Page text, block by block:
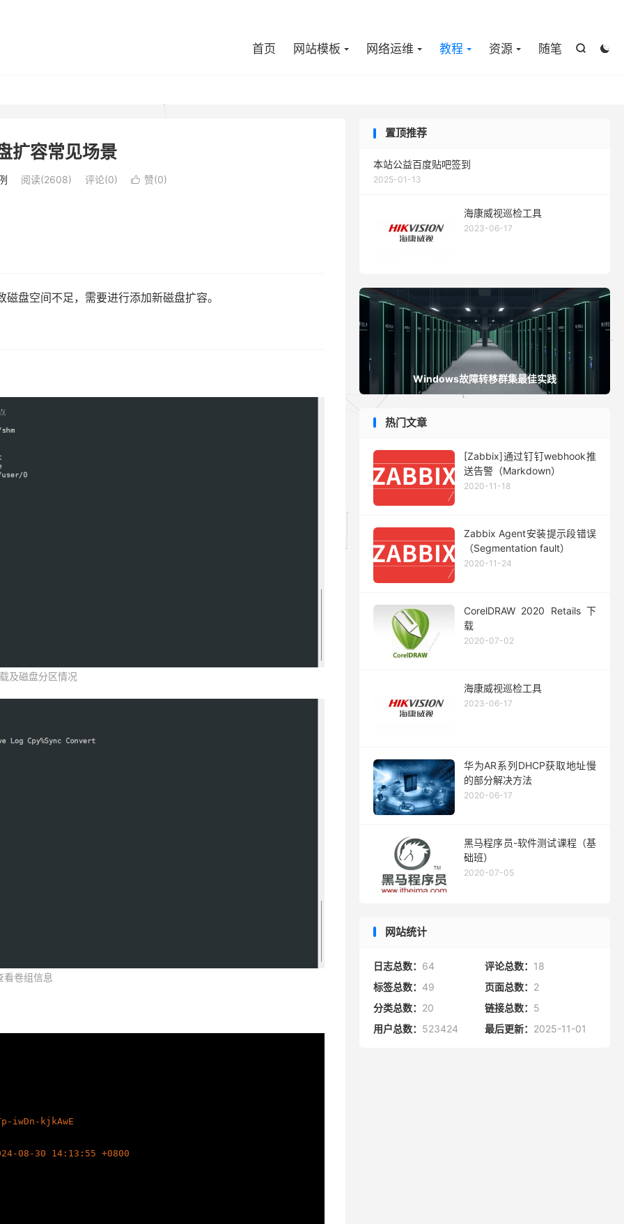


首页 网站模板 网络运维 教程 资源 随笔
扩容常见场景
阅读(2608) 评论(0)  赞(0)
盘空间不足，需要进行添加新磁盘扩容。
及磁盘分区情况
看卷组信息
置顶推荐
本站公益百度贴吧签到
2025-01-13
海康威视巡检工具
2023-06-17
Windows故障转移群集最佳实践
热门文章
[Zabbix]通过钉钉webhook推
送告警（Markdown）
2020-11-18
Zabbix Agent安装提示段错误
（Segmentation fault）
2020-11-24
CorelDRAW 2020 Retails 下
载
2020-07-02
海康威视巡检工具
2023-06-17
华为AR系列DHCP获取地址慢
的部分解决方法
2020-06-17
黑马程序员-软件测试课程（基
础班）
2020-07-05
网站统计
日志总数： 64 评论总数： 18
标签总数： 49 页面总数： 2
分类总数： 20 链接总数： 5
用户总数： 523424 最后更新： 2025-11-01